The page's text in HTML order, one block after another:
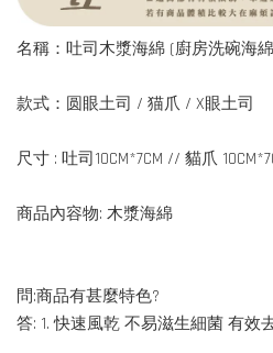
名稱：吐司木漿海綿 (廚房洗碗海
款式：圆眼土司 / 猫爪 / X眼土司
尺寸 : 吐司10CM*7CM // 貓爪
商品內容物: 木漿海綿
問:商品有甚麼特色?
答: 1. 快速風乾 不易滋生細菌 有效